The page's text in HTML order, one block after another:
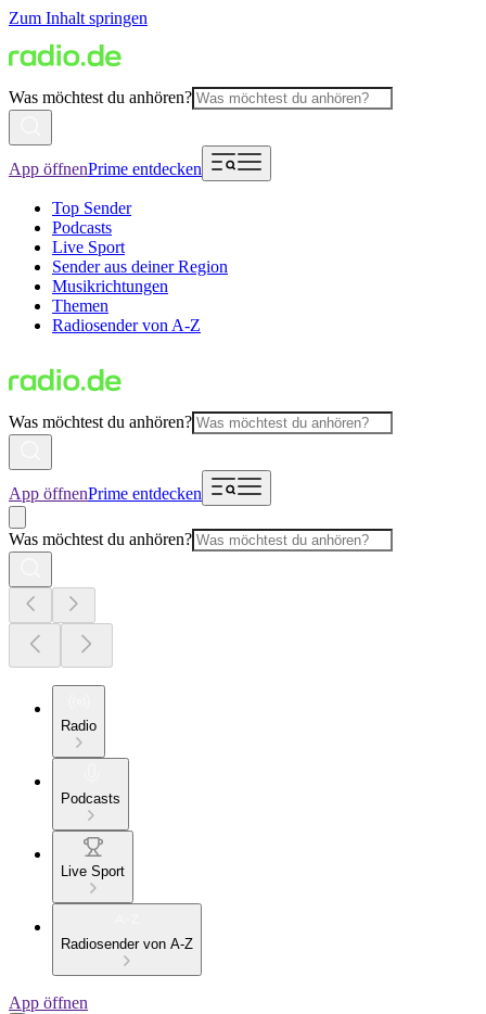
Zum Inhalt springen
Was möchtest du anhören?
App öffnenPrime entdecken
Top Sender
Podcasts
Live Sport
Sender aus deiner Region
Musikrichtungen
Themen
Radiosender von A-Z
Was möchtest du anhören?
App öffnenPrime entdecken
Was möchtest du anhören?
Radio
Podcasts
Live Sport
Radiosender von A-Z
App öffnen